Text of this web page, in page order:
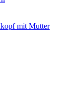
mit Mutter